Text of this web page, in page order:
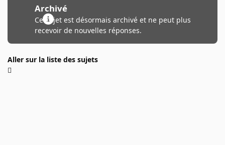
Archivé
Ce sujet est désormais archivé et ne peut plus
recevoir de nouvelles réponses.
Aller sur la liste des sujets